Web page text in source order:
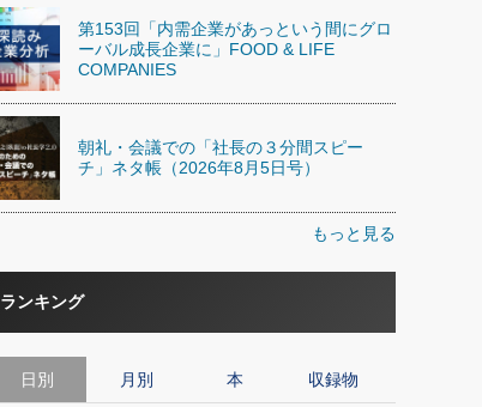
第153回「内需企業があっという間にグロ
ーバル成長企業に」FOOD & LIFE
COMPANIES
朝礼・会議での「社長の３分間スピー
チ」ネタ帳（2026年8月5日号）
もっと見る
ランキング
日別 月別 本 収録物